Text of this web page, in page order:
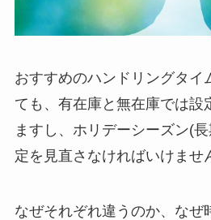
おすすめのハンドリングタイ
ても、有在庫と無在庫では設
ますし、ホリデーシーズン(
定を見直さなければいけませ
なぜそれぞれ違うのか、なぜ